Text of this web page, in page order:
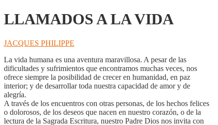
LLAMADOS A LA VIDA
JACQUES PHILIPPE
La vida humana es una aventura maravillosa. A pesar de las
dificultades y sufrimientos que encontramos muchas veces, nos
ofrece siempre la posibilidad de crecer en humanidad, en paz
interior; y de desarrollar toda nuestra capacidad de amor y de
alegría.
A través de los encuentros con otras personas, de los hechos felices
o dolorosos, de los deseos que nacen en nuestro corazón, o de la
lectura de la Sagrada Escritura, nuestro Padre Dios nos invita con